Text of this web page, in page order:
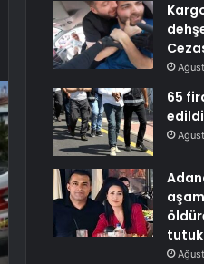
65
edildi